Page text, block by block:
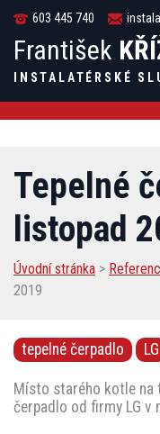
603 445 740
František
INSTALATÉRSKÉ
Tepelné
listopad
Úvodní stránka >
2019
tepelné čerpadlo LG
Místo starého kotle na
čerpadlo od firmy LG v